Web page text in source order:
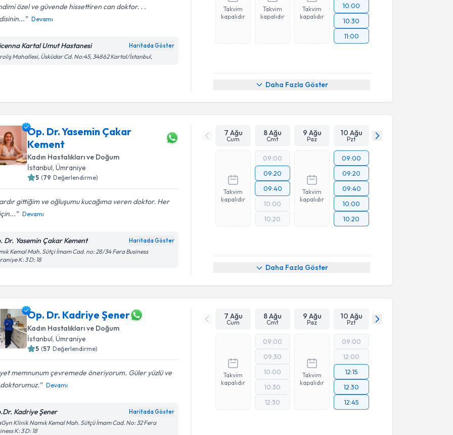
özel ve güvende hissettiren can doktor. . .
Devamı
Kartal Umut Hastanesi Haritada Göster
Mahallesi, Üsküdar Cd. No:45, 34862 Kartal/İstanbul,
Takvim
kapalıdır
Takvim
kapalıdır
Takvim
kapalıdır
10:00
10:30
11:00
Daha Fazla Göster
Op. Dr. Yasemin Çakar
Kement
Kadın Hastalıkları ve Doğum
İstanbul, Ümraniye
5 (79 Değerlendirme)
gittiğim ve oğluşumu kucağıma veren doktor. Her
Devamı
Dr. Yasemin Çakar Kement Haritada Göster
Kemal Mah. Sütçi İmam Cad. no: 28/34 Fera Business
K: 3 D: 18
7 Ağu
Cum
8 Ağu
Cmt
9 Ağu
Paz
10 Ağu
Pzt
Takvim
kapalıdır
09:00
09:20
09:40
10:00
10:20
Takvim
kapalıdır
09:00
09:20
09:40
10:00
10:20
Daha Fazla Göster
Op. Dr. Kadriye Şener
Kadın Hastalıkları ve Doğum
İstanbul , Ümraniye
5 (57 Değerlendirme)
memnunum çevremede öneriyorum. Güler yüzlü ve
Devamı
Kadriye Şener Haritada Göster
Klinik Namık Kemal Mah. Sütçü İmam Cad. No: 32 Fera
K: 3 D: 18
7 Ağu
Cum
8 Ağu
Cmt
9 Ağu
Paz
10 Ağu
Pzt
Takvim
kapalıdır
09:00
09:30
10:00
10:30
12:30
Takvim
kapalıdır
09:00
12:00
12:15
12:30
12:45